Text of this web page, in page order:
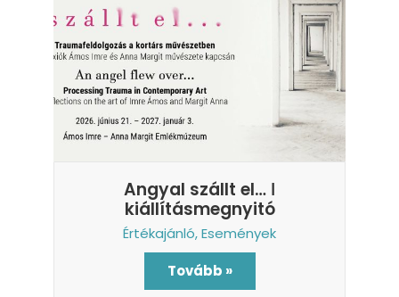
Angyal szállt el… ǀ
kiállításmegnyitó
Értékajánló,Események
Tovább »